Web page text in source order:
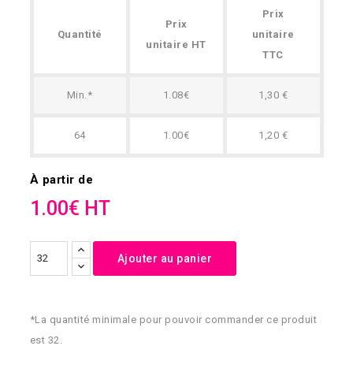
Quantité
Prix
unitaire HT
Prix
unitaire
TTC
Min.* 1.08€ 1,30 €
64 1.00€ 1,20 €
À partir de
1.00€ HT
Ajouter au panier
*La quantité minimale pour pouvoir commander ce produit
est 32.